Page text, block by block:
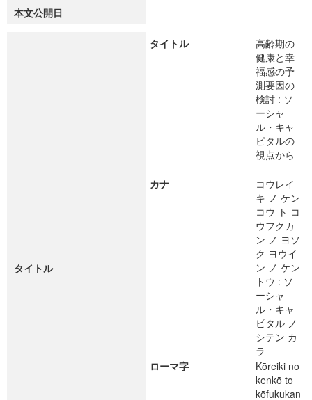
本文公開日
タイトル
タイトル
高齢期の
健康と幸
福感の予
測要因の
検討 : ソ
ーシャ
ル・キャ
ピタルの
視点から
カナ
コウレイ
キ ノ ケン
コウ ト コ
ウフクカ
ン ノ ヨソ
ク ヨウイ
ン ノ ケン
トウ : ソ
ーシャ
ル・キャ
ピタル ノ
シテン カ
ラ
ローマ字
Kōreiki no
kenkō to
kōfukukan